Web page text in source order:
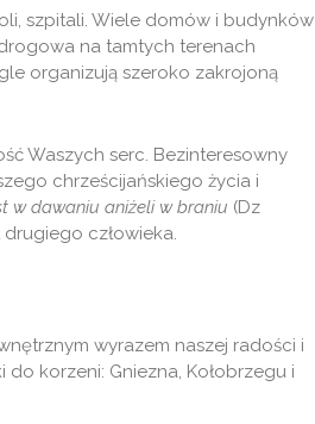
szpitali. Wiele domów i budynków
na tamtych terenach
organizują szeroko zakrojoną
Waszych serc. Bezinteresowny
chrześcijańskiego życia i
w dawaniu aniżeli w braniu (Dz
drugiego człowieka.
wyrazem naszej radości i
korzeni: Gniezna, Kołobrzegu i